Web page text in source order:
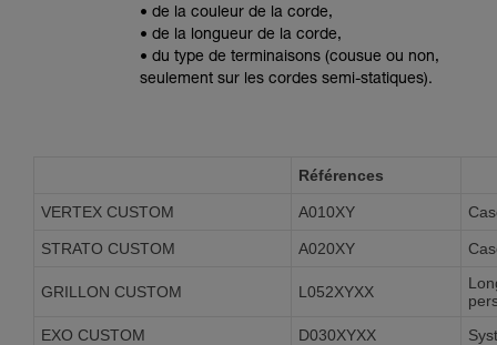
• de la couleur de la corde,
• de la longueur de la corde,
• du type de terminaisons (cousue ou non,
seulement sur les cordes semi-statiques).
Références
VERTEX CUSTOM A010XY
STRATO CUSTOM A020XY
GRILLON CUSTOM L052XYXX
EXO CUSTOM
D030XYXX